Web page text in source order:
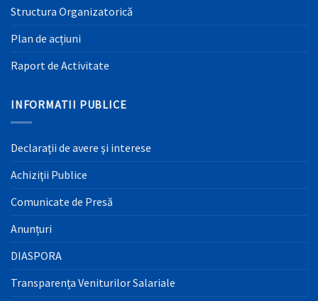
Structura Organizatorică
Plan de acțiuni
Raport de Activitate
INFORMATII PUBLICE
Declaraţii de avere şi interese
Achiziţii Publice
Comunicate de Presă
Anunțuri
DIASPORA
Transparența Veniturilor Salariale